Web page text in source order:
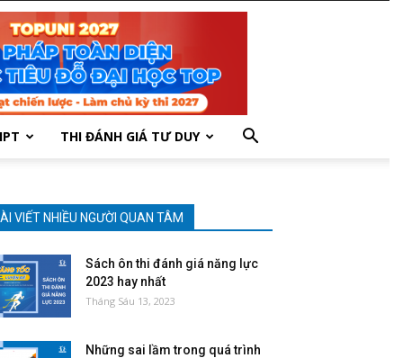
THI ĐÁNH GIÁ TƯ DUY
VIẾT NHIỀU NGƯỜI QUAN TÂM
Sách ôn thi đánh giá năng lực
2023 hay nhất
Tháng Sáu 13, 2023
Những sai lầm trong quá trình